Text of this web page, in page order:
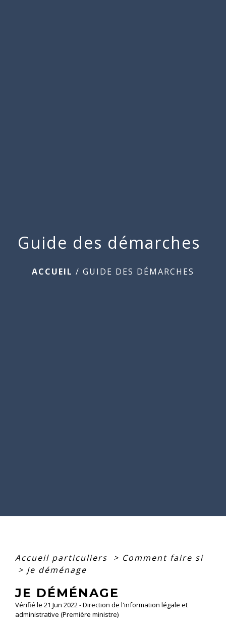
Guide des démarches
ACCUEIL / GUIDE DES DÉMARCHES
Accueil particuliers > Comment faire si
> Je déménage
JE DÉMÉNAGE
Vérifié le 21 Jun 2022 - Direction de l'information légale et
administrative (Première ministre)